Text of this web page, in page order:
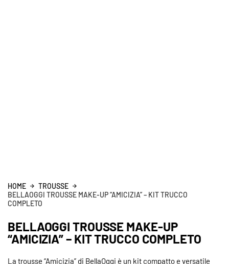
HOME
TROUSSE
BELLAOGGI TROUSSE MAKE-UP “AMICIZIA” – KIT TRUCCO
COMPLETO
BELLAOGGI TROUSSE MAKE-UP
“AMICIZIA” – KIT TRUCCO COMPLETO
La trousse “Amicizia” di BellaOggi è un kit compatto e versatile